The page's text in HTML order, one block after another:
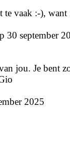
te vaak :-),
30 september
jou. Je bent
2025